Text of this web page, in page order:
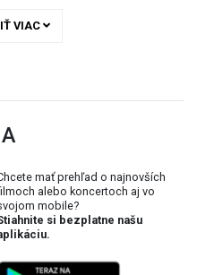
VIAC
mať prehľad o najnovších
alebo koncertoch aj vo
mobile?
si bezplatne našu